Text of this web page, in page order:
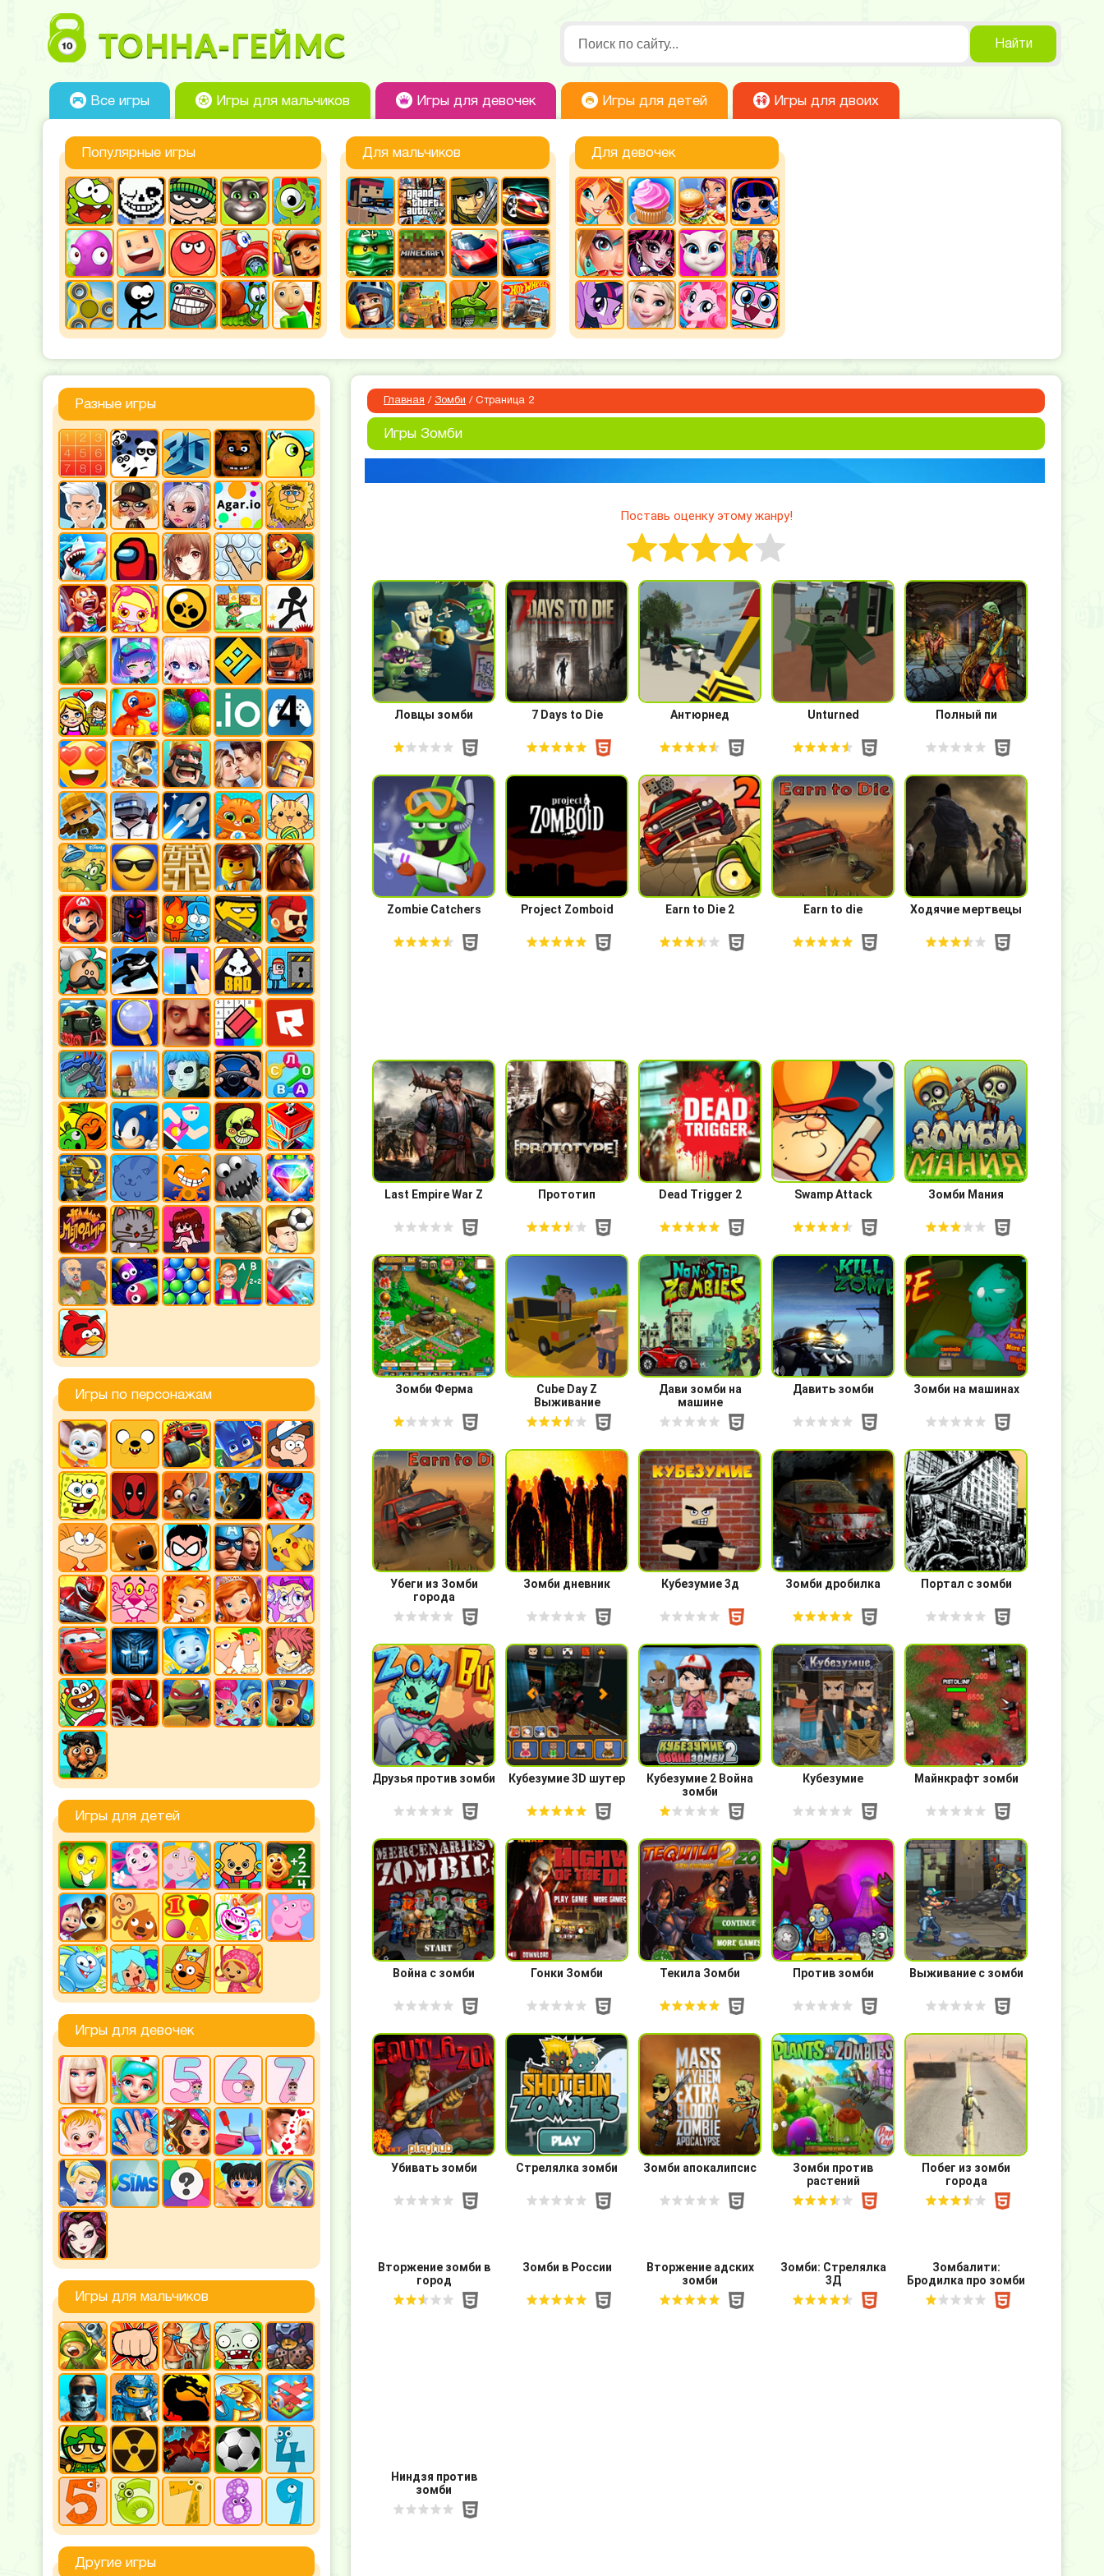
Найти
Все игры Игры для мальчиков Игры для девочек Игры для детей Игры для двоих
Популярные игры Для мальчиков Для девочек
Разные игры
Игры по персонажам
Игры для детей
Игры для девочек
Игры для мальчиков
Другие игры
Главная / Зомби / Страница 2
Игры Зомби
Поставь оценку этому жанру!
Ловцы зомби 7 Days to Die Антюрнед Unturned Полный пи
Zombie Catchers Project Zomboid Earn to Die 2 Earn to die Ходячие мертвецы
Last Empire War Z Прототип Dead Trigger 2 Swamp Attack Зомби Мания
Зомби Ферма
Cube Day Z
Выживание
Дави зомби на
машине
Давить зомби Зомби на машинах
Убеги из Зомби
города
Зомби дневник Кубезумие 3д Зомби дробилка Портал с зомби
Друзья против зомби Кубезумие 3D шутер
Кубезумие 2 Война
зомби
Кубезумие Майнкрафт зомби
Война с зомби Гонки Зомби Текила Зомби Против зомби Выживание с зомби
Убивать зомби Стрелялка зомби Зомби апокалипсис
Зомби против
растений
Побег из зомби
города